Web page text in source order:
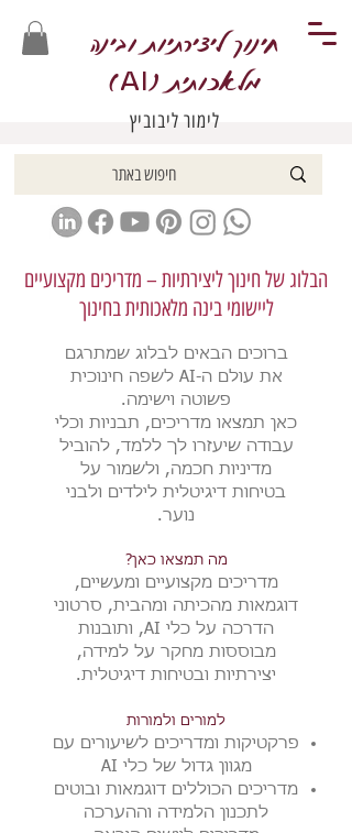
חינוך ליצירתיות ובינה
מלאכותית (AI
)
לימור ליבוביץ
הבלוג של חינוך ליצירתיות – מדריכים מקצועיים
ליישומי בינה מלאכותית בחינוך
ברוכים הבאים לבלוג שמתרגם
את עולם ה-AI לשפה חינוכית
פשוטה וישימה.
כאן תמצאו מדריכים, תבניות וכלי
עבודה שיעזרו לך ללמד, להוביל
מדיניות חכמה, ולשמור על
בטיחות דיגיטלית לילדים ולבני
נוער.
מה תמצאו כאן?
מדריכים מקצועיים ומעשיים,
דוגמאות מהכיתה ומהבית, סרטוני
הדרכה על כלי AI, ותובנות
מבוססות מחקר על למידה,
יצירתיות ובטיחות דיגיטלית.
למורים ולמורות
פרקטיקות ומדריכים לשיעורים עם
מגוון גדול של כלי AI
מדריכים הכוללים דוגמאות ובוטים
לתכנון הלמידה וההערכה